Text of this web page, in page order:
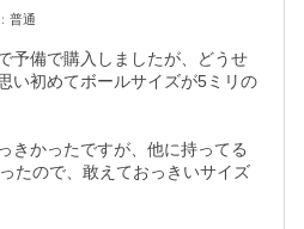
： 普通
予備で購入しましたが、どうせ
い初めてボールサイズが5ミリの
きかったですが、他に持ってる
たので、敢えておっきいサイズ